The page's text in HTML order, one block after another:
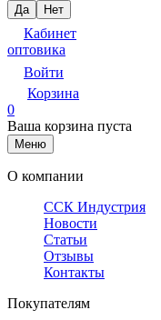
Да Нет
Кабинет
оптовика
Войти
Корзина
0
Ваша корзина пуста
Меню
О компании
ССК Индустрия
Новости
Статьи
Отзывы
Контакты
Покупателям